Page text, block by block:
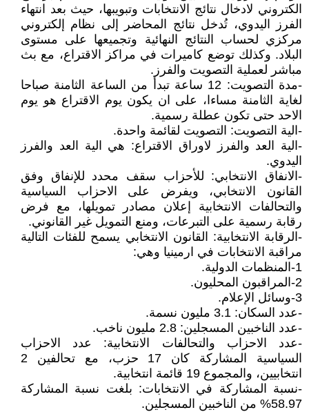
الكتروني لادخال نتائج الانتخابات وتبويبها، حيث بعد انتهاء
الفرز اليدوي، تُدخل نتائج المحاضر إلى نظام إلكتروني
مركزي لحساب النتائج النهائية وتجميعها على مستوى
البلاد. وكذلك توضع كاميرات في مراكز الاقتراع، مع بث
مباشر لعملية التصويت والفرز.
-مدة التصويت: 12 ساعة تبدأ من الساعة الثامنة صباحا
لغاية الثامنة مساءا، على ان يكون يوم الاقتراع هو يوم
الاحد حتى تكون عطلة رسمية.
-الية التصويت: التصويت لقائمة واحدة.
-الية العد والفرز لاوراق الاقتراع: هي الية العد والفرز
اليدوي.
-الانفاق الانتخابي: للأحزاب سقف محدد للإنفاق وفق
القانون الانتخابي، ويفرض على الاحزاب السياسية
والتحالفات الانتخابية إعلان مصادر تمويلها، مع فرض
رقابة رسمية على التبرعات، ومنع التمويل غير القانوني.
-الرقابة الانتخابية: القانون الانتخابي يسمح للفئات التالية
مراقبة الانتخابات في ارمينيا وهي:
1-المنظمات الدولية.
2-المراقبون المحليون.
3-وسائل الإعلام.
-عدد السكان: 3.1 مليون نسمة.
-عدد الناخبين المسجلين: 2.8 مليون ناخب.
-عدد الاحزاب والتحالفات الانتخابية: عدد الاحزاب
السياسية المشاركة كان 17 حزب، مع تحالفين 2
انتخابيين، والمجموع 19 قائمة انتخابية.
-نسبة المشاركة في الانتخابات: بلغت نسبة المشاركة
58.97% من الناخبين المسجلين.